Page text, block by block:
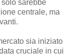
sarebbe
centrale, ma
sia iniziato
cruciale in cui